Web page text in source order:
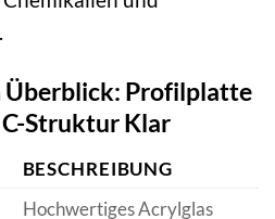
Profilplatte
Struktur Klar
BESCHREIBUNG
Hochwertiges Acrylglas